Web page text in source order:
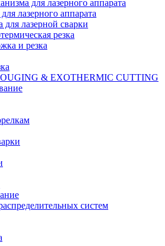
для лазерного аппарата
лазерного аппарата
лазерной сварки
резка
и резка
& EXOTHERMIC CUTTING
систем